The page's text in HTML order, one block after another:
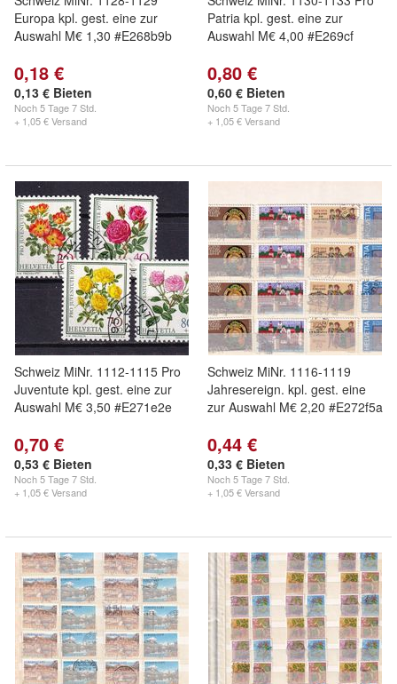
Europa kpl. gest. eine zur
Auswahl M€ 1,30 #E268b9b
0,18 €
0,13 € Bieten
Noch5 Tage 7 Std.
+ 1,05 € Versand
Patria kpl. gest. eine zur
Auswahl M€ 4,00 #E269cf
0,80 €
0,60 € Bieten
Noch5 Tage 7 Std.
+ 1,05 € Versand
Schweiz MiNr. 1112-1115 Pro
Juventute kpl. gest. eine zur
Auswahl M€ 3,50 #E271e2e
0,70 €
0,53 € Bieten
Noch5 Tage 7 Std.
+ 1,05 € Versand
Schweiz MiNr. 1116-1119
Jahresereign. kpl. gest. eine
zur Auswahl M€ 2,20 #E272f5a
0,44 €
0,33 € Bieten
Noch5 Tage 7 Std.
+ 1,05 € Versand